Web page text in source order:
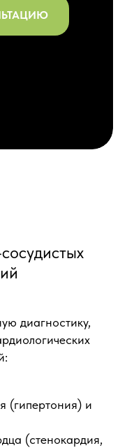
диагностику,
(гипертония) и
(стенокардия,